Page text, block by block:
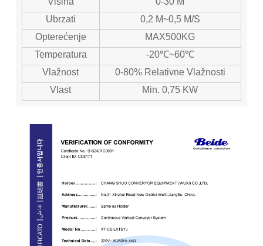
Ubrzati
0,2 M~0,5 M/s
Opterećenje
MAX500KG
Temperatura
-20℃~60℃
Vlažnost
0-80% Relativne Vlažnosti
Vlast
Min. 0,75 KW